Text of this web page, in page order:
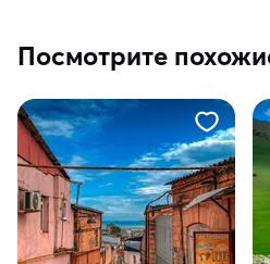
Посмотрите